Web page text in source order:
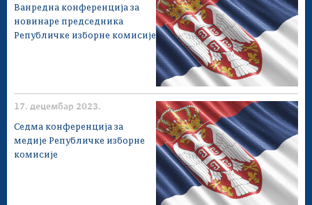
Ванредна конференција за
новинаре председника
Републичке изборне комисије
17. децембар 2023.
Седма конференција за
медије Републичке изборне
комисије